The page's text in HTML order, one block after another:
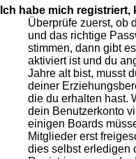
Ich habe mich
Überprüfe zuerst, ob
und das richtige
stimmen, dann gibt
aktiviert ist und du
Jahre alt bist, musst
deiner
die du erhalten hast.
dein Benutzerkonto
einigen Boards
Mitglieder erst
dies selbst erledigen